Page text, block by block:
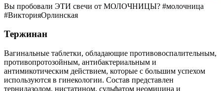
Вы пробовали ЭТИ свечи от МОЛОЧНИЦЫ? #молочница
#ВикторияОрлинская
Тержинан
Вагинальные таблетки, обладающие противовоспалительным,
противопротозойным, антибактериальным и
антимикотическим действием, которые с большим успехом
используются в гинекологии. Состав представлен
тернидазолом, нистатином, сульфатом неомицина и